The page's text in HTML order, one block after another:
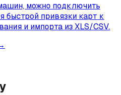
можно подключить
быстрой привязки карт к
и импорта из XLS/CSV.